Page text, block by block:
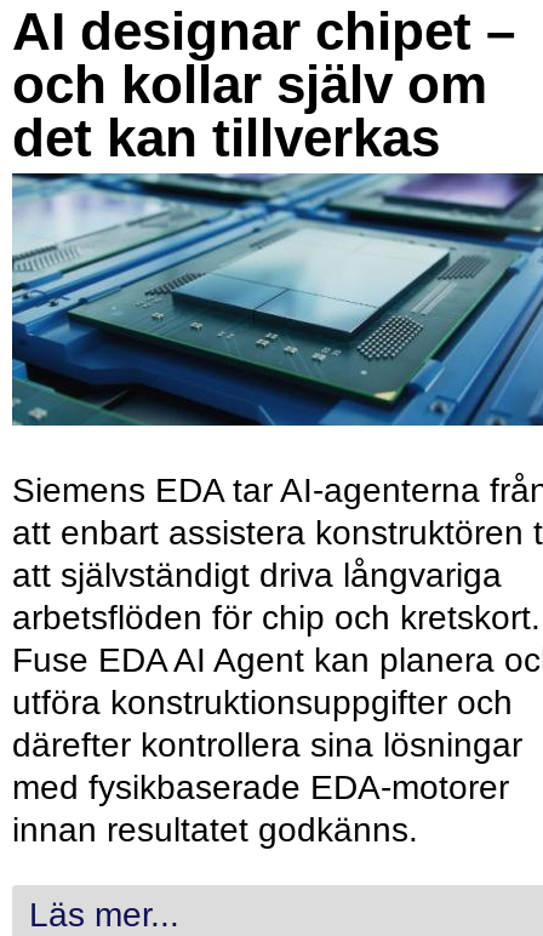
AI designar chipet –
och kollar själv om
det kan tillverkas
Siemens EDA tar AI-agenterna
att enbart assistera konstruktören
att självständigt driva långvariga
arbetsflöden för chip och kretskort.
Fuse EDA AI Agent kan planera
utföra konstruktionsuppgifter och
därefter kontrollera sina lösningar
med fysikbaserade EDA-motorer
innan resultatet godkänns.
Läs mer...